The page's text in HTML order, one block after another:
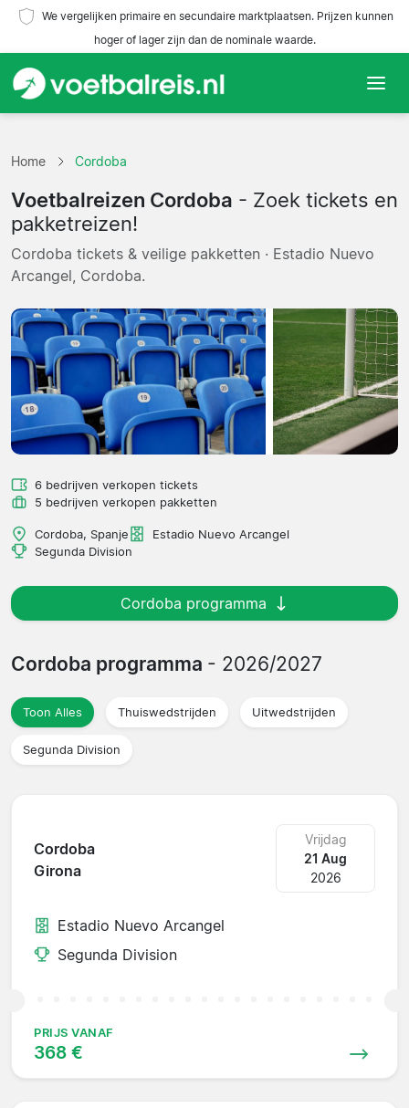
We vergelijken primaire en secundaire marktplaatsen. Prijzen kunnen
hoger of lager zijn dan de nominale waarde.
Teams
Competities
Reisorganisaties
Home Cordoba
Voetbalreizen Cordoba - Zoek tickets en
pakketreizen!
Cordoba tickets & veilige pakketten · Estadio Nuevo
Arcangel, Cordoba.
6 bedrijven verkopen tickets
5 bedrijven verkopen pakketten
Cordoba, Spanje
Estadio Nuevo Arcangel
Segunda Division
Cordoba programma
Cordoba programma - 2026/2027
Toon Alles Thuiswedstrijden Uitwedstrijden
Segunda Division
Cordoba
Girona
Vrijdag
21 Aug
2026
Estadio Nuevo Arcangel
Segunda Division
PRIJS VANAF
368 €